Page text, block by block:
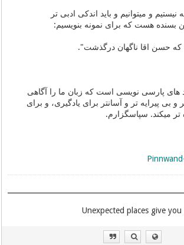
نیستیم و میتوانیم و باید اندكی ادبی تر
بسنده هست كه برای نمونه بنویسیم:
كه حسن اقا ناگهان درگذشت".
های پارسی نویسی است كه زبان ما را آگاهی
و بی پیرایه تر و آسانتر برای یادگیری، و برای
تر میكند. سپاسگزارم.